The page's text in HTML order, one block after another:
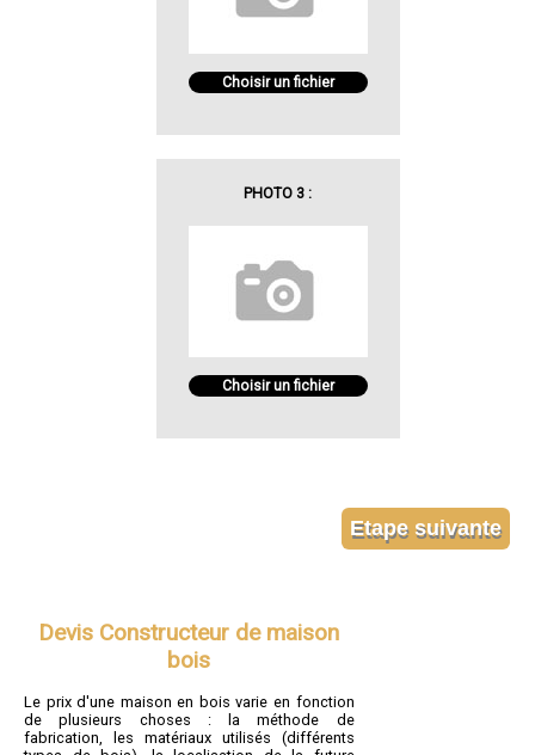
Choisir un fichier
PHOTO 3 :
Choisir un fichier
Devis Constructeur de maison
bois
Le prix d'une maison en bois varie en fonction
de plusieurs choses : la méthode de
fabrication, les matériaux utilisés (différents